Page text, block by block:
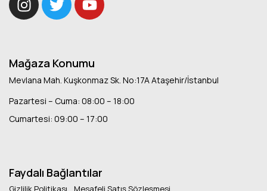
Mağaza Konumu
Mevlana Mah. Kuşkonmaz Sk. No:17A Ataşehir/İstanbul
Pazartesi – Cuma: 08:00 – 18:00
Cumartesi: 09:00 – 17:00
Faydalı Bağlantılar
Gizlilik Politikası Mesafeli Satış Sözleşmesi